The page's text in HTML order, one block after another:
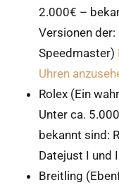
2.000€ –
Versionen der:
Speedmaster)
Uhren
Rolex (Ein
Unter ca.
bekannt sind:
Datejust I und
Breitling